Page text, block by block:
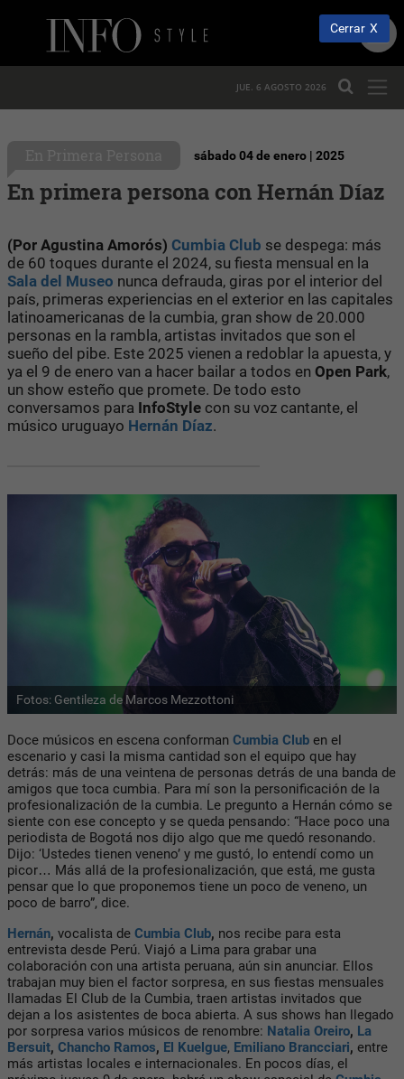
JUE. 6 AGOSTO 2026
sábado 04 de enero | 2025
En primera persona con Hernán Díaz
(Por Agustina Amorós) Cumbia Club se despega: más
de 60 toques durante el 2024, su fiesta mensual en la
Sala del Museo nunca defrauda, giras por el interior del
país, primeras experiencias en el exterior en las capitales
latinoamericanas de la cumbia, gran show de 20.000
personas en la rambla, artistas invitados que son el
sueño del pibe. Este 2025 vienen a redoblar la apuesta, y
ya el 9 de enero van a hacer bailar a todos en Open Park,
un show esteño que promete. De todo esto
conversamos para InfoStyle con su voz cantante, el
músico uruguayo Hernán Díaz.
Fotos: Gentileza de Marcos Mezzottoni
Doce músicos en escena conforman Cumbia Club en el
escenario y casi la misma cantidad son el equipo que hay
detrás: más de una veintena de personas detrás de una banda de
amigos que toca cumbia. Para mí son la personificación de la
profesionalización de la cumbia. Le pregunto a Hernán cómo se
siente con ese concepto y se queda pensando: “Hace poco una
periodista de Bogotá nos dijo algo que me quedó resonando.
Dijo: ‘Ustedes tienen veneno’ y me gustó, lo entendí como un
picor… Más allá de la profesionalización, que está, me gusta
pensar que lo que proponemos tiene un poco de veneno, un
poco de barro”, dice.
Hernán, vocalista de Cumbia Club, nos recibe para esta
entrevista desde Perú. Viajó a Lima para grabar una
colaboración con una artista peruana, aún sin anunciar. Ellos
trabajan muy bien el factor sorpresa, en sus fiestas mensuales
llamadas El Club de la Cumbia, traen artistas invitados que
dejan a los asistentes de boca abierta. A sus shows han llegado
por sorpresa varios músicos de renombre: Natalia Oreiro, La
Bersuit, Chancho Ramos, El Kuelgue, Emiliano Brancciari, entre
más artistas locales e internacionales. En pocos días, el
Cerrar